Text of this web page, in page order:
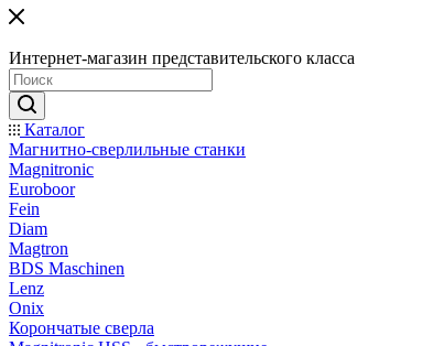
Интернет-магазин представительского класса
Каталог
Магнитно-сверлильные станки
Magnitronic
Euroboor
Fein
Diam
Magtron
BDS Maschinen
Lenz
Onix
Корончатые сверла